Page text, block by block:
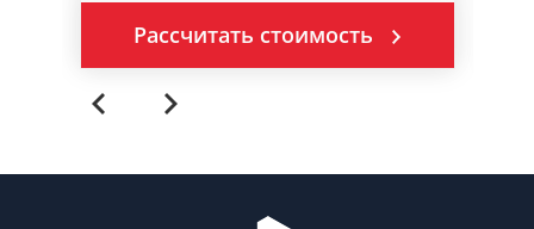
Рассчитать стоимость